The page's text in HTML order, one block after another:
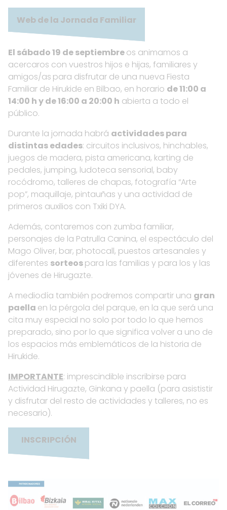
Web de la Jornada Familiar
El sábado 19 de septiembreos animamos a
acercaros con vuestros hijos e hijas, familiares y
amigos/as para disfrutar de una nueva Fiesta
Familiar de Hirukide en Bilbao, en horario de 11:00 a
14:00 h y de 16:00 a 20:00 h abierta a todo el
público.
Durante la jornada habrá actividades para
distintas edades: circuitos inclusivos, hinchables,
juegos de madera, pista americana, karting de
pedales, jumping, ludoteca sensorial, baby
rocódromo, talleres de chapas, fotografía “Arte
pop”, maquillaje, pintauñas y una actividad de
primeros auxilios con Txiki DYA.
Además, contaremos con zumba familiar,
personajes de la Patrulla Canina, el espectáculo del
Mago Oliver, bar, photocall, puestos artesanales y
diferentes sorteospara las familias y para los y las
jóvenes de Hirugazte.
A mediodía también podremos compartir una gran
paella en la pérgola del parque, en la que será una
cita muy especial no solo por todo lo que hemos
preparado, sino por lo que significa volver a uno de
los espacios más emblemáticos de la historia de
Hirukide.
IMPORTANTE: imprescindible inscribirse para
Actividad Hirugazte, Ginkana y paella (para asististir
y disfrutar del resto de actividades y talleres, no es
necesario).
INSCRIPCIÓN